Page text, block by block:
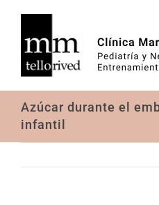
contenido
Azúcar durante el
infantil